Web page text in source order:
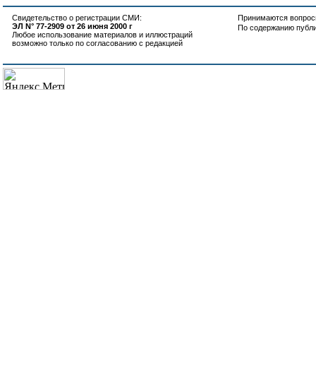
Свидетельство о регистрации СМИ:
ЭЛ N° 77-2909 от 26 июня 2000 г
Любое использование материалов и иллюстраций
возможно только по согласованию с редакцией
Принимаются
По содержанию